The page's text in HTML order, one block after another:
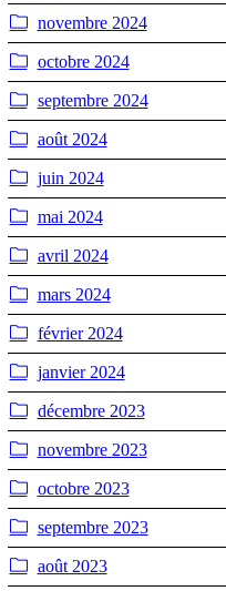
novembre 2024
octobre 2024
septembre 2024
août 2024
juin 2024
mai 2024
avril 2024
mars 2024
février 2024
janvier 2024
décembre 2023
novembre 2023
octobre 2023
septembre 2023
août 2023